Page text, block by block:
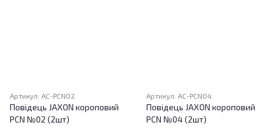
Артикул: AC-PCN02
Повідець JAXON короповий
PCN №02 (2шт)
Артикул: AC-PCN04
Повідець JAXON короповий
PCN №04 (2шт)